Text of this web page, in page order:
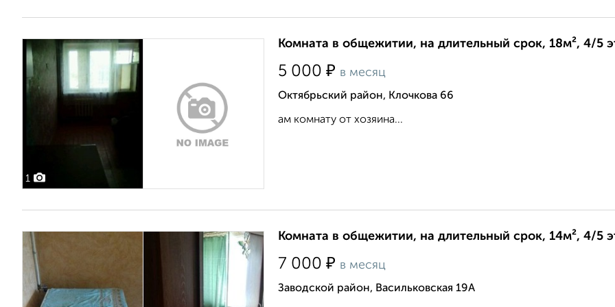
1
Комната в общежитии, на длительный срок, 18м², 4/5
5 000 ₽ в месяц
Октябрьский район, Клочкова 66
ам комнату от хозяина...
Комната в общежитии, на длительный срок, 14м², 4/5
7 000 ₽ в месяц
Заводской район, Васильковская 19А